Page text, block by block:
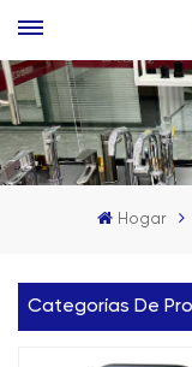
Hogar
Categorías De